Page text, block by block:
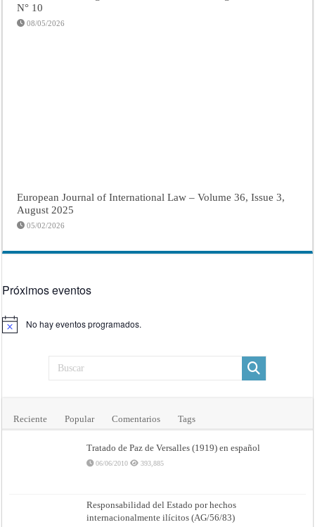
N° 10
08/05/2026
European Journal of International Law – Volume 36, Issue 3,
August 2025
05/02/2026
Próximos eventos
Aviso No hay eventos programados.
Reciente Popular Comentarios Tags
Tratado de Paz de Versalles (1919) en español
06/06/2010 393,885
Responsabilidad del Estado por hechos
internacionalmente ilícitos (AG/56/83)